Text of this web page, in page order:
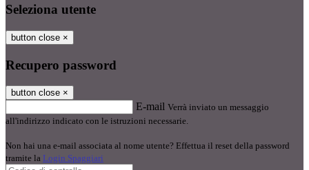
Seleziona utente
button close ×
Recupero password
button close ×
E-mail Verrà inviato un messaggio
all'indirizzo indicato con le istruzioni necessarie.
Non hai una e-mail associata al nome utente? Effettua il reset della password
tramite la Login Spaggiari